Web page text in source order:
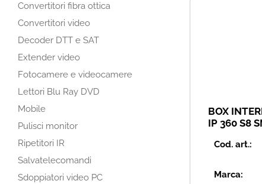
Convertitori fibra ottica
Convertitori video
Decoder DTT e SAT
Extender video
Fotocamere e videocamere
Lettori Blu Ray DVD
Mobile
Pulisci monitor
Ripetitori IR
Salvatelecomandi
Sdoppiatori video PC
BOX
IP 360 S8
Cod. art.:
Marca: